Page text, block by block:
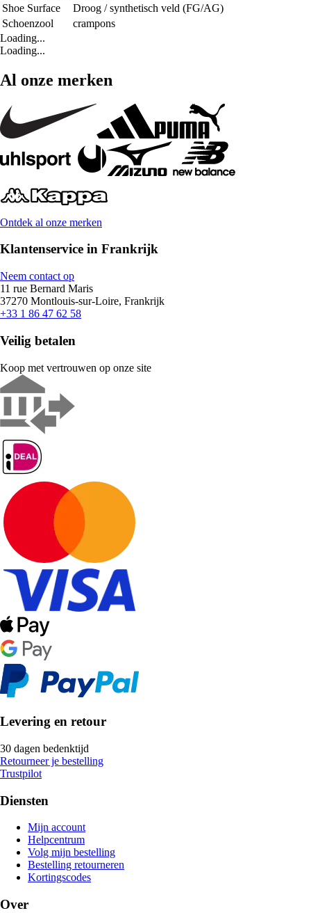
Shoe Surface
Droog / synthetisch veld (FG/AG)
Schoenzool
crampons
Loading...
Loading...
Al onze merken
Ontdek al onze merken
Klantenservice in Frankrijk
Neem contact op
11 rue Bernard Maris
37270 Montlouis-sur-Loire, Frankrijk
+33 1 86 47 62 58
Veilig betalen
Koop met vertrouwen op onze site
Levering en retour
30 dagen bedenktijd
Retourneer je bestelling
Trustpilot
Diensten
Mijn account
Helpcentrum
Volg mijn bestelling
Bestelling retourneren
Kortingscodes
Over